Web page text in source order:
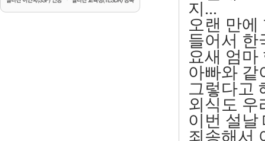
지...
오랜 만
들어서 한
요새 엄마
아빠와 같
그렇다고
외식도 우
이번 설날
죄송해서